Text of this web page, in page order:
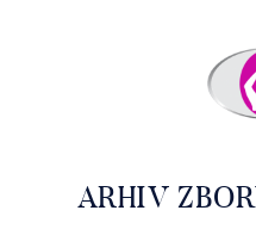
ARHIV